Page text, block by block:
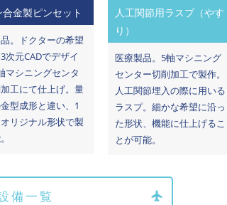
金製ピンセット
。ドクターの希望
次元CADでデザイ
マシニングセンタ
工にて仕上げ。量
型成形と違い、1
リジナル形状で製
人工関節用ラスプ（やす
り）
医療製品。5軸マシニング
センター切削加工で製作。
人工関節埋入の際に用いる
ラスプ。細かな希望に沿っ
た形状、機能に仕上げるこ
とが可能。
備一覧